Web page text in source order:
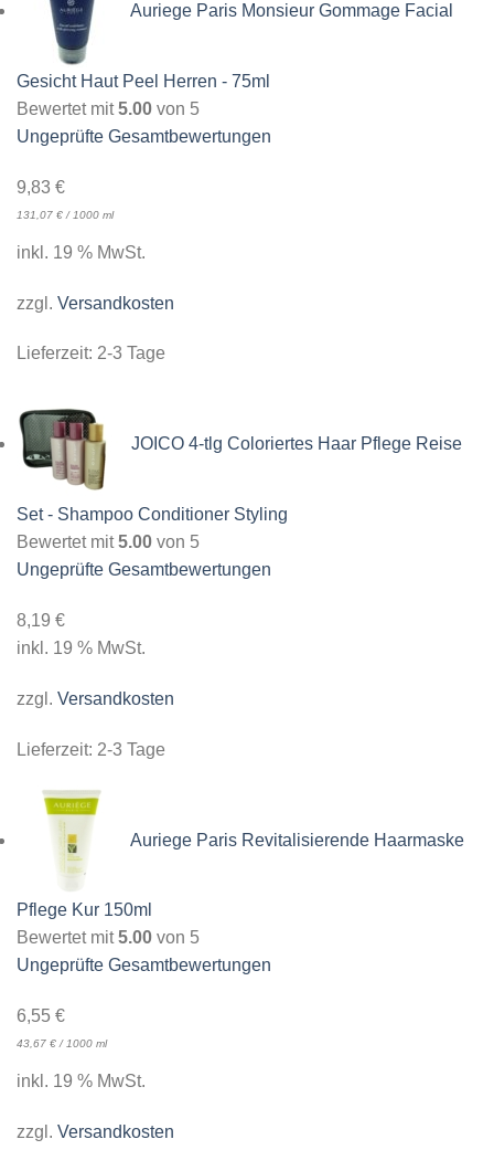
Auriege Paris Monsieur Gommage Facial
Gesicht Haut Peel Herren - 75ml
Bewertet mit5.00 von 5
Ungeprüfte Gesamtbewertungen
9,83 €
131,07 € / 1000 ml
inkl. 19 % MwSt.
zzgl. Versandkosten
Lieferzeit: 2-3 Tage
JOICO 4-tlg Coloriertes Haar Pflege Reise
Set - Shampoo Conditioner Styling
Bewertet mit5.00 von 5
Ungeprüfte Gesamtbewertungen
8,19 €
inkl. 19 % MwSt.
zzgl. Versandkosten
Lieferzeit: 2-3 Tage
Auriege Paris Revitalisierende Haarmaske
Pflege Kur 150ml
Bewertet mit5.00 von 5
Ungeprüfte Gesamtbewertungen
6,55 €
43,67 €/1000 ml
inkl. 19 % MwSt.
zzgl. Versandkosten